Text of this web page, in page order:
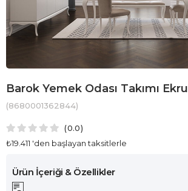
Barok Yemek Odası Takımı Ekru
(8680001362844)
0.0
₺19.411 'den başlayan taksitlerle